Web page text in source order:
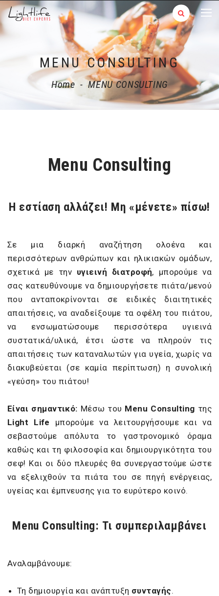
MENU CONSULTING
Home - MENU CONSULTING
Menu Consulting
Η εστίαση αλλάζει! Μη «μένετε» πίσω!
Σε μια διαρκή αναζήτηση ολοένα και
περισσότερων ανθρώπων και ηλικιακών ομάδων,
σχετικά με την υγιεινή διατροφή, μπορούμε να
σας κατευθύνουμε να δημιουργήσετε πιάτα/μενού
που ανταποκρίνονται σε ειδικές διαιτητικές
απαιτήσεις, να αναδείξουμε τα οφέλη του πιάτου,
να ενσωματώσουμε περισσότερα υγιεινά
συστατικά/υλικά, έτσι ώστε να πληρούν τις
απαιτήσεις των καταναλωτών για υγεία, χωρίς να
διακυβεύεται (σε καμία περίπτωση) η συνολική
«γεύση» του πιάτου!
Είναι σημαντικό: Μέσω του Menu Consulting της
Light
Life μπορούμε να λειτουργήσουμε και να
σεβαστούμε απόλυτα το γαστρονομικό όραμα
καθώς και τη φιλοσοφία και δημιουργικότητα του
σεφ! Και οι δύο πλευρές θα συνεργαστούμε ώστε
να εξελιχθούν τα πιάτα του σε πηγή ενέργειας,
υγείας και έμπνευσης για το ευρύτερο κοινό.
Menu Consulting: Τι συμπεριλαμβάνει
Αναλαμβάνουμε:
Τη δημιουργία και ανάπτυξη συνταγής.